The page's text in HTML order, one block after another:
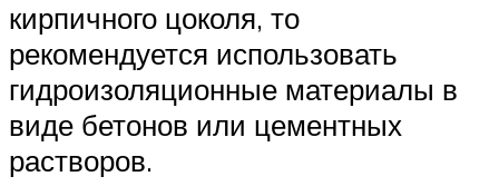
кирпичного цоколя, то
рекомендуется использовать
гидроизоляционные материалы в
виде бетонов или цементных
растворов.